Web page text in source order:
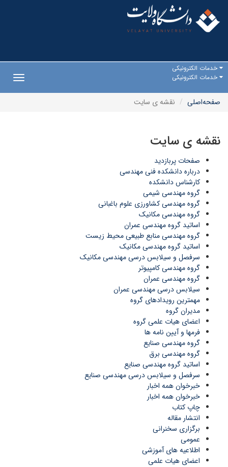
خدمات الکترونیکی
خدمات الکترونیکی
صفحه‌اصلی
نقشه ی سایت
نقشه ی سایت
صفحات پربازدید
درباره دانشکده فنی مهندسی
کارشناس دانشکده
گروه مهندسی شیمی
گروه مهندسی کشاورزی علوم باغبانی
گروه مهندسی مکانیک
اساتید گروه مهندسی عمران
گروه مهندسی منابع طبیعی محیط زیست
اساتید گروه مهندسی مکانیک
سرفصل و سیلابس درسی مهندسی مکانیک
گروه مهندسی کامپیوتر
گروه مهندسی عمران
سیلابس درسی مهندسی عمران
مهمترین رویدادهای گروه
مدیران گروه
اعضای هیات علمی گروه
فرمها و آیین نامه ها
گروه مهندسی صنایع
گروه مهندسی برق
اساتید گروه مهندسی صنایع
سرفصل و سیلابس درسی مهندسی صنایع
خبرخوان همه اخبار
خبرخوان همه اخبار
چاپ کتاب
انتشار مقاله
برگزاری سخنرانی
عمومی
اطلاعیه های آموزشی
اعضای هیات علمی